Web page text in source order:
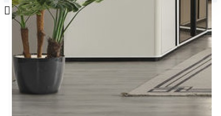
Alışveriş sepetiniz boş!